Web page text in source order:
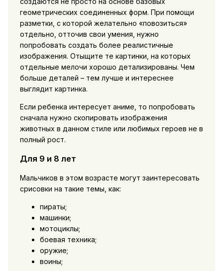
геометрических соединенных форм. При помощи
разметки, с которой желательно «повозиться»
отдельно, отточив свои умения, нужно
попробовать создать более реалистичные
изображения. Отыщите те картинки, на которых
отдельные мелочи хорошо детализированы. Чем
больше деталей – тем лучше и интереснее
выглядит картинка.
Если ребенка интересует аниме, то попробовать
сначала нужно скопировать изображения
животных в данном стиле или любимых героев не в
полный рост.
Для 9 и 8 лет
Мальчиков в этом возрасте могут заинтересовать
срисовки на такие темы, как:
пираты;
машинки;
мотоциклы;
боевая техника;
оружие;
воины;